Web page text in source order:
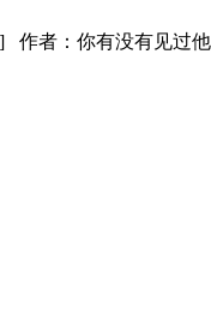
作者：你有没有见过他